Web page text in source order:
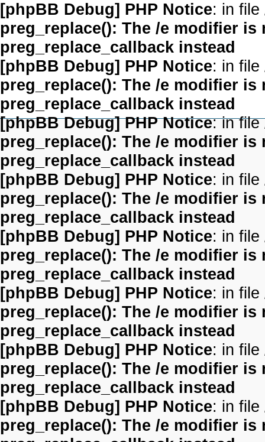
[phpBB Debug] PHP Notice: in file
preg_replace(): The /e modifier
preg_replace_callback instead
[phpBB Debug] PHP Notice: in file
preg_replace(): The /e modifier
preg_replace_callback instead
[phpBB Debug] PHP Notice: in file
preg_replace(): The /e modifier
preg_replace_callback instead
[phpBB Debug] PHP Notice: in file
preg_replace(): The /e modifier
preg_replace_callback instead
[phpBB Debug] PHP Notice: in file
preg_replace(): The /e modifier
preg_replace_callback instead
[phpBB Debug] PHP Notice: in file
preg_replace(): The /e modifier
preg_replace_callback instead
[phpBB Debug] PHP Notice: in file
preg_replace(): The /e modifier
preg_replace_callback instead
[phpBB Debug] PHP Notice: in file
preg_replace(): The /e modifier